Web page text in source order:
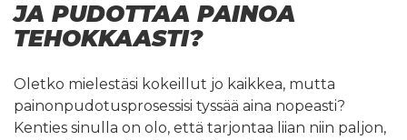
JA PUDOTTAA PAINOA
TEHOKKAASTI?
Oletko mielestäsi kokeillut jo kaikkea, mutta
painonpudotusprosessisi tyssää aina nopeasti?
Kenties sinulla on olo, että tarjontaa liian niin paljon,